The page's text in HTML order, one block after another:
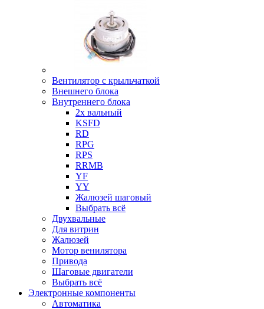
Вентилятор с крыльчаткой
Внешнего блока
Внутреннего блока
2х вальный
KSFD
RD
RPG
RPS
RRMB
YF
YY
Жалюзей шаговый
Выбрать всё
Двухвальные
Для витрин
Жалюзей
Мотор венилятора
Привода
Шаговые двигатели
Выбрать всё
Электронные компоненты
Автоматика